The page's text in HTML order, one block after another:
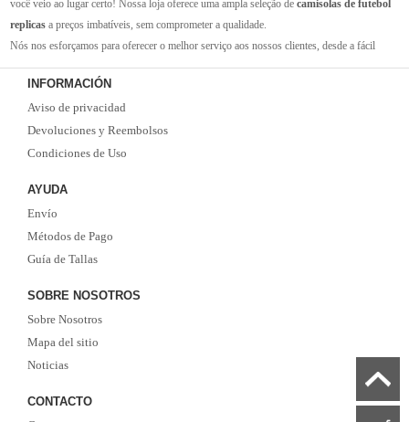
você veio ao lugar certo! Nossa loja oferece uma ampla seleção de camisolas de futebol
replicas a preços imbatíveis, sem comprometer a qualidade.
Nós nos esforçamos para oferecer o melhor serviço aos nossos clientes, desde a fácil
navegação em nosso site até a entrega rápida de seus pedidos. Com nossa equipe de
atendimento ao cliente amigável e experiente, você pode ter certeza de que receberá suporte
em todas as etapas do processo de compra.
Não se esqueça que, se o valor da sua compra for superior a 99 euros, oferecemos o
serviço de entrega EMS gratuito. Não perca a oportunidade de adquirir as melhores
INFORMACIÓN
Aviso de privacidad
Devoluciones y Reembolsos
Condiciones de Uso
AYUDA
Envío
Métodos de Pago
Guía de Tallas
SOBRE NOSOTROS
Sobre Nosotros
Mapa del sitio
Noticias
CONTACTO